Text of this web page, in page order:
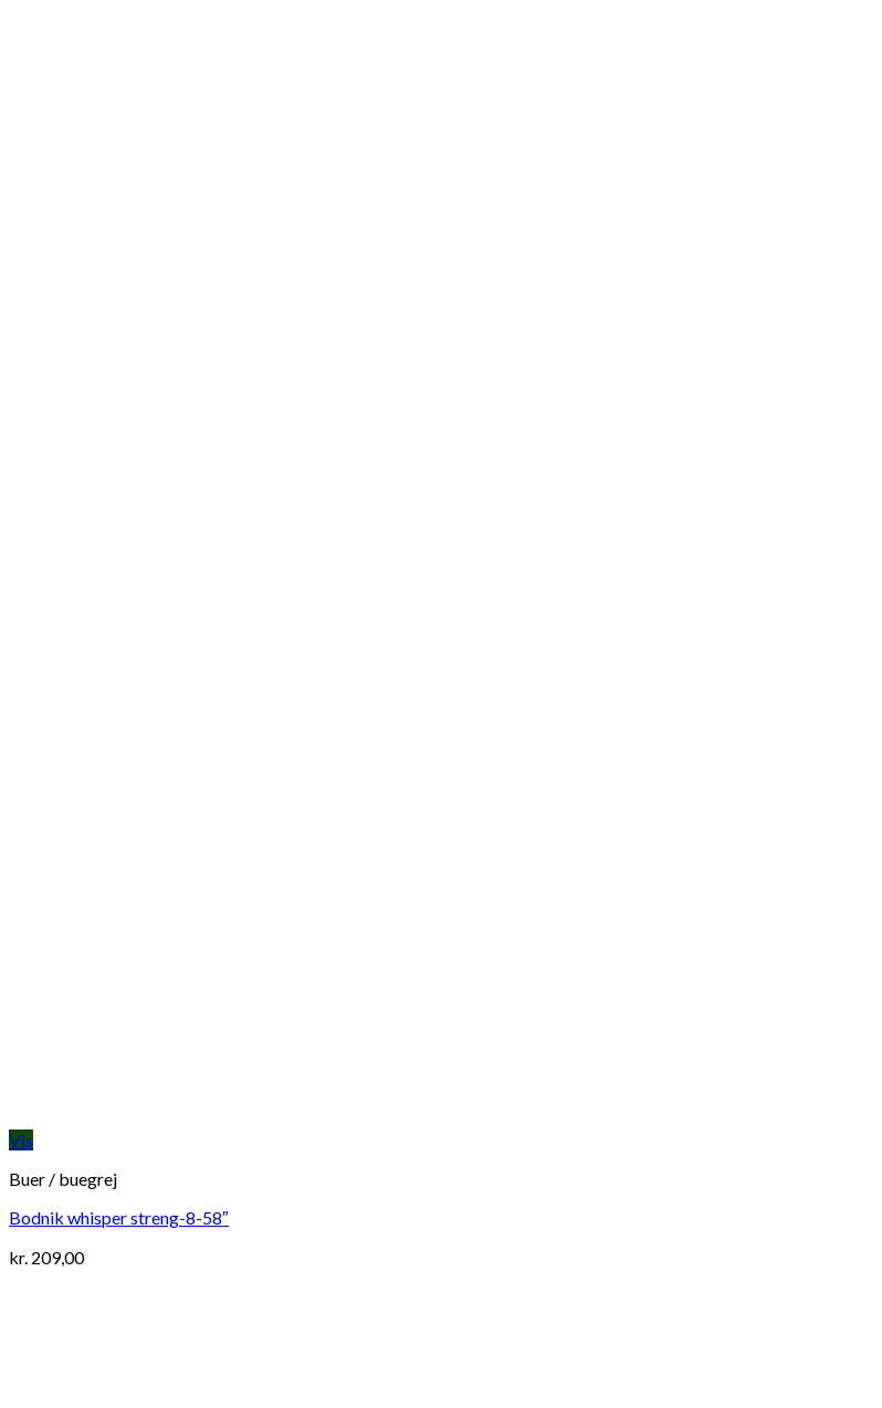
Vis
Buer / buegrej
Bodnik whisper streng-8-58″
kr. 209,00